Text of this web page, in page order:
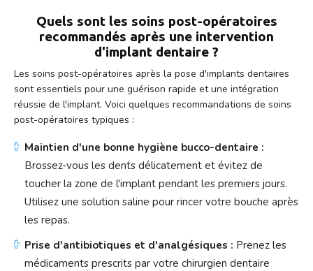
Quels sont les soins post-opératoires
recommandés après une intervention
d'implant dentaire ?
Les soins post-opératoires après la pose d'implants dentaires
sont essentiels pour une guérison rapide et une intégration
réussie de l'implant. Voici quelques recommandations de soins
post-opératoires typiques :
Maintien d'une bonne hygiène bucco-dentaire :
Brossez-vous les dents délicatement et évitez de
toucher la zone de l'implant pendant les premiers jours.
Utilisez une solution saline pour rincer votre bouche après
les repas.
Prise d'antibiotiques et d'analgésiques : Prenez les
médicaments prescrits par votre chirurgien dentaire